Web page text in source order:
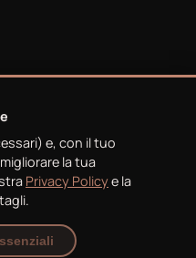
e, con il tuo
la tua
Privacy Policye la